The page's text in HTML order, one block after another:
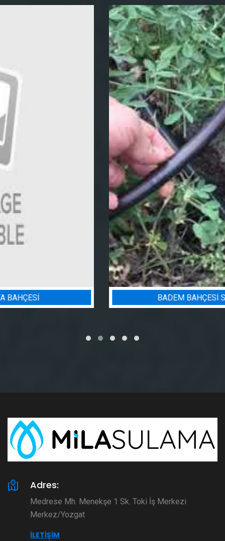
BADEM BAHÇESI SULAMA PROJESI
Adres:
Medrese Mh. Menekşe 1 Sk. Toki İş Merkezi
Merkez/Yozgat
İLETIŞIM